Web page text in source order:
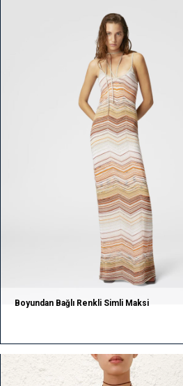
Boyundan Bağlı Renkli Simli Maksi